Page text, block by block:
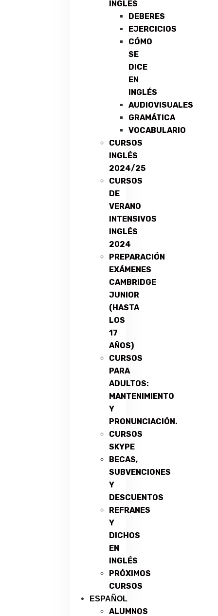
INGLÉS
DEBERES
EJERCICIOS
CÓMO
SE
DICE
EN
INGLÉS
AUDIOVISUALES
GRAMÁTICA
VOCABULARIO
CURSOS
INGLÉS
2024/25
CURSOS
DE
VERANO
INTENSIVOS
INGLÉS
2024
PREPARACIÓN
EXÁMENES
CAMBRIDGE
JUNIOR
(HASTA
LOS
17
AÑOS)
CURSOS
PARA
ADULTOS:
MANTENIMIENTO
Y
PRONUNCIACIÓN.
CURSOS
SKYPE
BECAS,
SUBVENCIONES
Y
DESCUENTOS
REFRANES
Y
DICHOS
EN
INGLÉS
PRÓXIMOS
CURSOS
ESPAÑOL
ALUMNOS